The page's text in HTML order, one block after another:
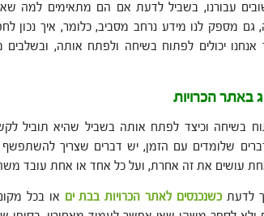
עבורנו, בשביל לדעת אם הם מתאימים למה
גם מספק לנו מידע נרחב מסביב, כלומר, איך נכון
אנחנו יכולים לפתוח בשיחה ולפתח אותה, ובשלבים
באתר הכרויות
בשיחה וכיצד לפתח אותה בשביל שהיא תוביל
שלומדים עם הזמן, יש דברים שצריך
עושים את זה אחרת, ועל כל אחד או אחת עובד
לדעת כשנכנסים לאתר הכרויות בבת ים או בכל